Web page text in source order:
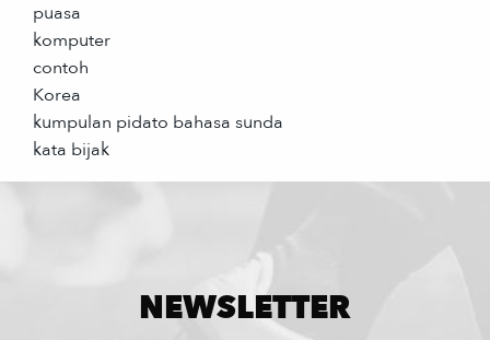
puasa
komputer
contoh
Korea
kumpulan pidato bahasa sunda
kata bijak
NEWSLETTER